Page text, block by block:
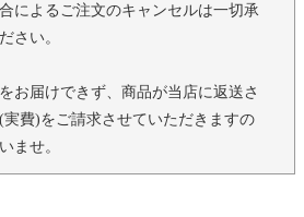
によるご注文のキャンセルは一切承
さい。
お届けできず、商品が当店に返送さ
費)をご請求させていただきますの
ませ。